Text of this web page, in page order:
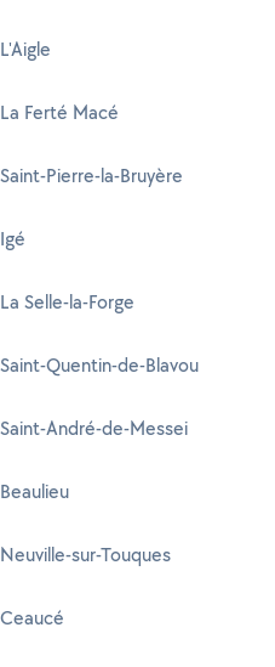
Ferté Macé
Pierre-la-Bruyère
Selle-la-Forge
Quentin-de-Blavou
André-de-Messei
sur-Touques